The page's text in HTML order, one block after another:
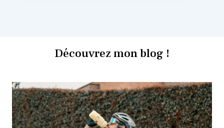
Découvrez mon blog !